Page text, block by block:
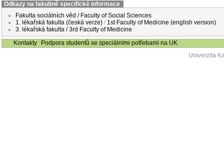
Odkazy na fakultně specifické informace
Fakulta sociálních věd / Faculty of Social Sciences
1. lékařská fakulta (česká verze) / 1st Faculty of Medicine (english version)
3. lékařská fakulta / 3rd Faculty of Medicine
Kontakty
Podpora studentů se speciálními potřebami na UK
Univerzita